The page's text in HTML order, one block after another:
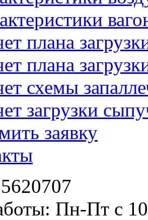
плана
плана
схемы
загрузки
заявку
Пн-Пт с